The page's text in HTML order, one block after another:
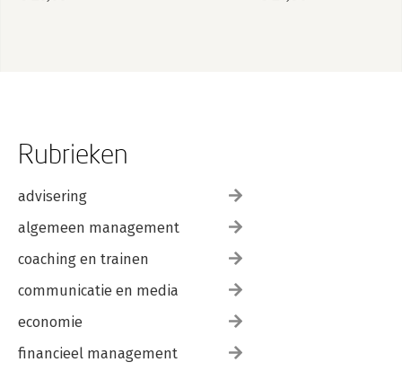
Rubrieken
advisering
algemeen management
coaching en trainen
communicatie en media
economie
financieel management